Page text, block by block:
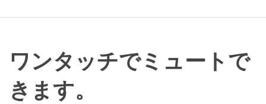
ワンタッチでミュートで
きます。